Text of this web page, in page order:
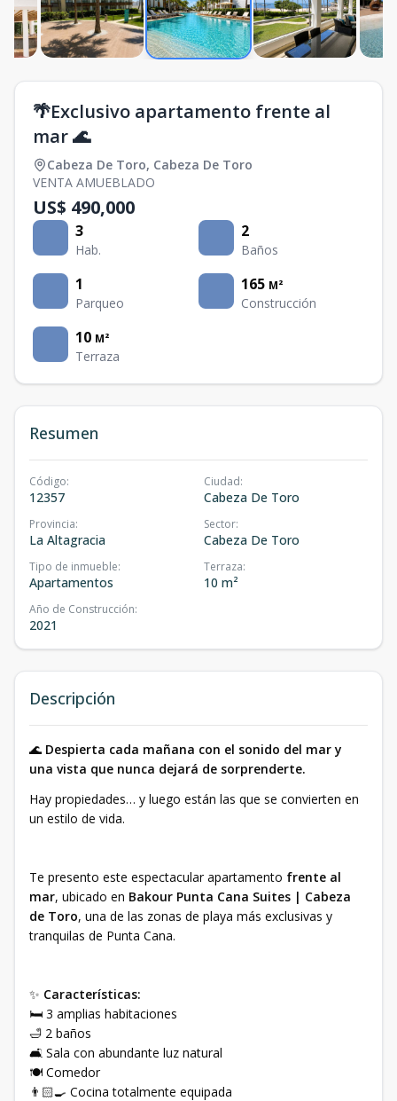
🌴Exclusivo apartamento frente al
mar 🌊
Cabeza De Toro, Cabeza De Toro
VENTA AMUEBLADO
US$ 490,000
3
Hab.
2
Baños
1
Parqueo
165 M²
Construcción
10 M²
Terraza
Resumen
Código:
12357
Ciudad:
Cabeza De Toro
Provincia:
La Altagracia
Sector:
Cabeza De Toro
Tipo de inmueble:
Apartamentos
Terraza:
10 m²
Año de Construcción:
2021
Descripción
🌊 Despierta cada mañana con el sonido del mar y
una vista que nunca dejará de sorprenderte.
Hay propiedades… y luego están las que se convierten en
un estilo de vida.
Te presento este espectacular apartamento frente al
mar, ubicado en Bakour Punta Cana Suites | Cabeza
de Toro, una de las zonas de playa más exclusivas y
tranquilas de Punta Cana.
✨ Características:
🛏️ 3 amplias habitaciones
🛁 2 baños
🛋️ Sala con abundante luz natural
🍽️ Comedor
👨🏻‍🍳 Cocina totalmente equipada